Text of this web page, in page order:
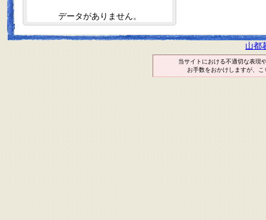
データがありません。
山都
当サイトにおける不適切な表現
お手数をおかけしますが、こ